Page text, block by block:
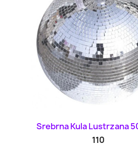
Szybki podgląd
Srebrna Kula Lustrzana
110